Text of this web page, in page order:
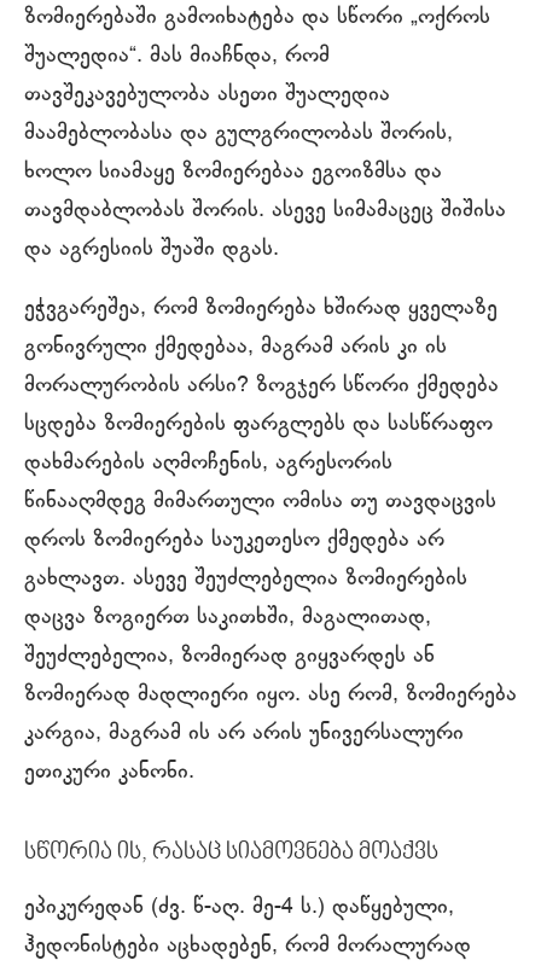
ზომიერებაში გამოიხატება და სწორი „ოქროს
შუალედია“. მას მიაჩნდა, რომ
თავშეკავებულობა ასეთი შუალედია
მაამებლობასა და გულგრილობას შორის,
ხოლო სიამაყე ზომიერებაა ეგოიზმსა და
თავმდაბლობას შორის. ასევე სიმამაცეც შიშისა
და აგრესიის შუაში დგას.
ეჭვგარეშეა, რომ ზომიერება ხშირად ყველაზე
გონივრული ქმედებაა, მაგრამ არის კი ის
მორალურობის არსი? ზოგჯერ სწორი ქმედება
სცდება ზომიერების ფარგლებს და სასწრაფო
დახმარების აღმოჩენის, აგრესორის
წინააღმდეგ მიმართული ომისა თუ თავდაცვის
დროს ზომიერება საუკეთესო ქმედება არ
გახლავთ. ასევე შეუძლებელია ზომიერების
დაცვა ზოგიერთ საკითხში, მაგალითად,
შეუძლებელია, ზომიერად გიყვარდეს ან
ზომიერად მადლიერი იყო. ასე რომ, ზომიერება
კარგია, მაგრამ ის არ არის უნივერსალური
ეთიკური კანონი.
სწორია ის, რასაც სიამოვნება მოაქვს
ეპიკურედან (ძვ. წ-აღ. მე-4 ს.) დაწყებული,
ჰედონისტები აცხადებენ, რომ მორალურად